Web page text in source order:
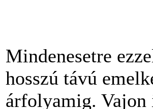
Mindenesetre
hosszú távú
árfolyamig. Vajon